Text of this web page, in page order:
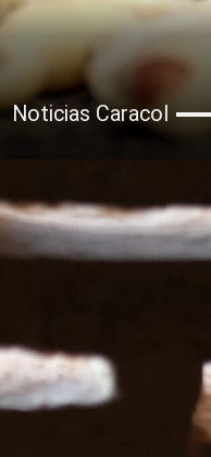
Noticias Caracol